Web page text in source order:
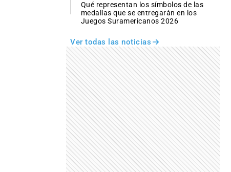
Qué representan los símbolos de las
medallas que se entregarán en los
Juegos Suramericanos 2026
Ver todas las noticias